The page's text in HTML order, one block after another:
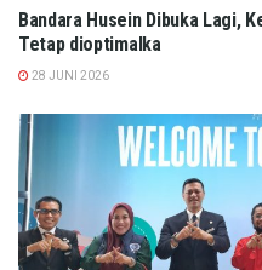
Bandara Husein Dibuka Lagi,
Tetap dioptimalka
28 JUNI 2026